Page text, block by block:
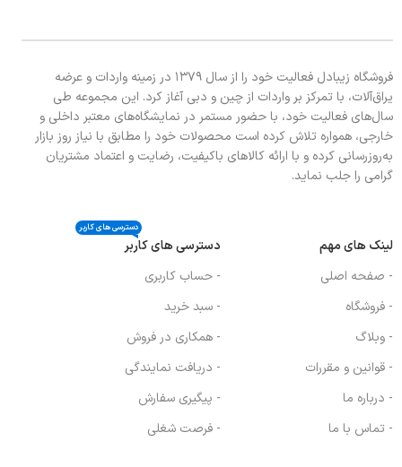
دسته کنترل های مقاوم به حرارت و چند
فندک اتوماتیک دارای برچسب انرژی A
دسته کنترل های مقاوم به حرارت و چند
فندک اتوماتیک دارای برچسب انرژی A
فروشگاه زیبادل فعالیت خود را از سال ۱۳۷۹ در زمینه واردات و عرضه
یراق‌آلات، با تمرکز بر واردات از چین و دبی آغاز کرد. این مجموعه طی
سال‌های فعالیت خود، با حضور مستمر در نمایشگاه‌های معتبر داخلی و
خارجی، همواره تلاش کرده است محصولات خود را مطابق با نیاز روز بازار
به‌روزرسانی کرده و با ارائه کالاهای باکیفیت، رضایت و اعتماد مشتریان
گرامی را جلب نماید.
لینک های مهم
- صفحه اصلی
- فروشگاه
- وبلاگ
- قوانین و مقررات
- درباره ما
- تماس با ما
دسترسی های کاربر
دسترسی های کاربر
- حساب کاربری
- سبد خرید
- همکاری در فروش
- دریافت نمایندگی
- پیگیری سفارش
- فرصت شغلی